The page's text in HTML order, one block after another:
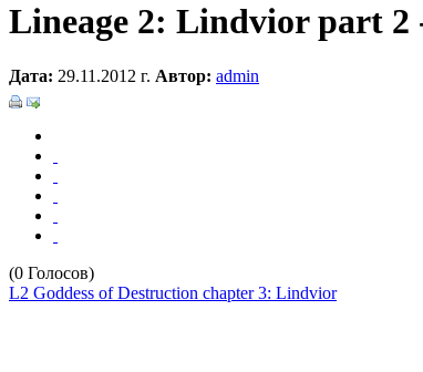
Lineage 2: Lindvior part 2
Дата: 29.11.2012 г. Автор: admin
(0 Голосов)
L2 Goddess of Destruction chapter 3: Lindvior